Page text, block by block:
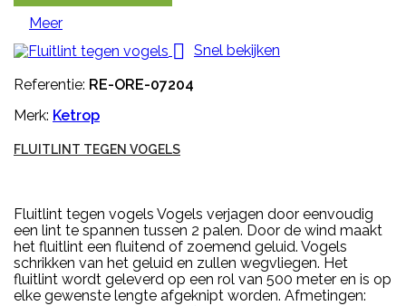
Meer
 Snel bekijken
Referentie: RE-ORE-07204
Merk: Ketrop
FLUITLINT TEGEN VOGELS
Fluitlint tegen vogels Vogels verjagen door eenvoudig
een lint te spannen tussen 2 palen. Door de wind maakt
het fluitlint een fluitend of zoemend geluid. Vogels
schrikken van het geluid en zullen wegvliegen. Het
fluitlint wordt geleverd op een rol van 500 meter en is op
elke gewenste lengte afgeknipt worden. Afmetingen: